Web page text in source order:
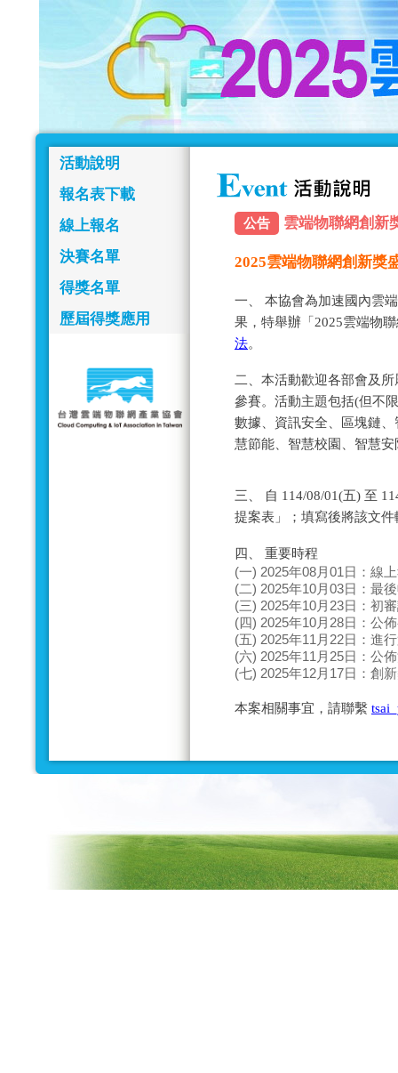
活動說明
報名表下載
線上報名
決賽名單
得獎名單
歷屆得獎應用
公告 雲端物聯網創新
2025雲端物聯網創新獎
一、 本協會為加速國內雲
果，特舉辦「2025雲端物
法。
二、本活動歡迎各部會及
參賽。活動主題包括(但不
數據、資訊安全、區塊鏈
慧節能、智慧校園、智慧
三、 自 114/08/01(五) 至
提案表」；填寫後將該文
四、 重要時程
(一) 2025年08月01日：線
(二) 2025年10月03日：最
(三) 2025年10月23日：初
(四) 2025年10月28日：公
(五) 2025年11月22日：進
(六) 2025年11月25日：公
(七) 2025年12月17日：創
本案相關事宜，請聯繫